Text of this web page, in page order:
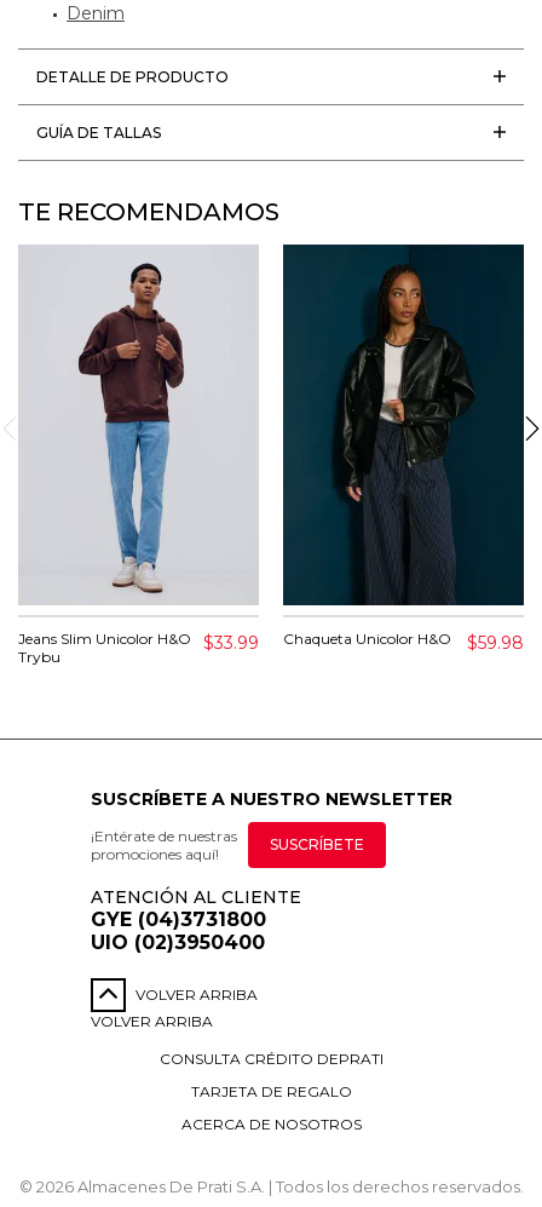
Denim
DETALLE DE PRODUCTO
GUÍA DE TALLAS
TE RECOMENDAMOS
Jeans Slim Unicolor H&O
Trybu
$33.99 Chaqueta Unicolor H&O $59.98
SUSCRÍBETE A NUESTRO NEWSLETTER
¡Entérate de nuestras
promociones aquí!
SUSCRÍBETE
ATENCIÓN AL CLIENTE
GYE (04)3731800
UIO (02)3950400
VOLVER ARRIBA
VOLVER ARRIBA
CONSULTA CRÉDITO DEPRATI
TARJETA DE REGALO
ACERCA DE NOSOTROS
© 2026 Almacenes De Prati S.A. | Todos los derechos reservados.